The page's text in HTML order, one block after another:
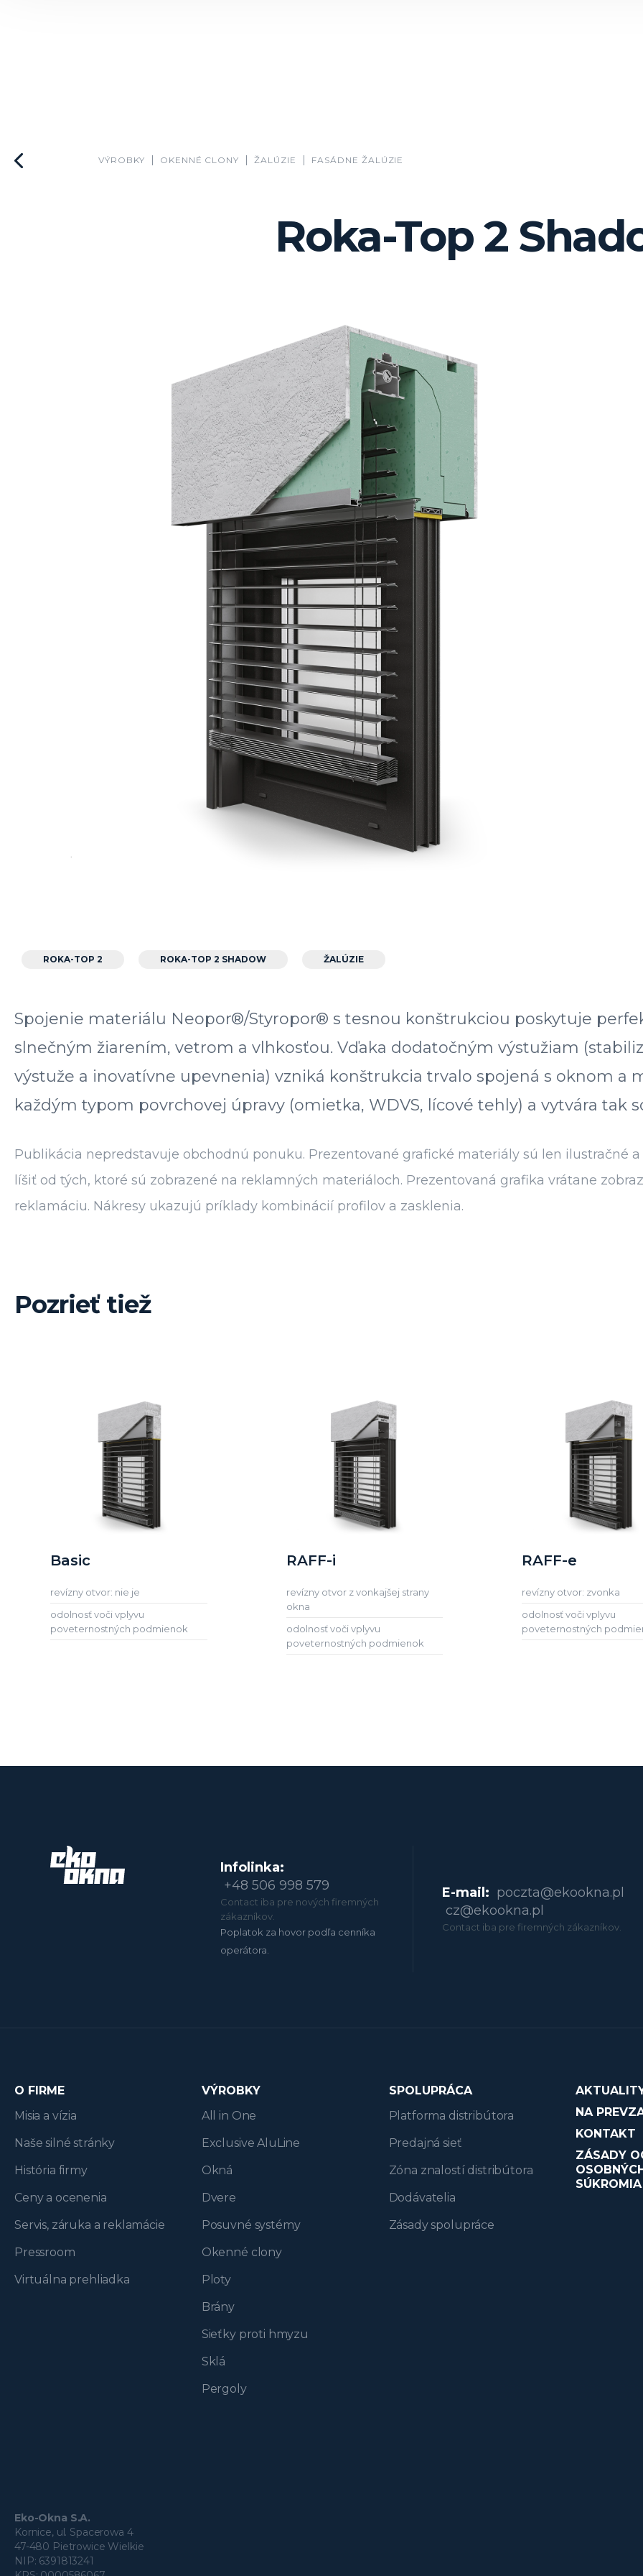
VÝROBKY OKENNÉ CLONY ŽALÚZIE FASÁDNE ŽALÚZIE
Roka-Top 2
ROKA-TOP 2 ROKA-TOP 2 SHADOW ŽALÚZIE
Spojenie materiálu Neopor®/Styropor® s tesnou konštrukciou poskytuje
slnečným žiarením, vetrom a vlhkosťou. Vďaka dodatočným výstužiam
výstuže a inovatívne upevnenia) vzniká konštrukcia trvalo spojená s oknom a
každým typom povrchovej úpravy (omietka, WDVS, lícové tehly) a vytvára tak
Publikácia nepredstavuje obchodnú ponuku. Prezentované grafické materiály sú len ilustračné
líšiť od tých, ktoré sú zobrazené na reklamných materiáloch. Prezentovaná grafika vrátane
reklamáciu. Nákresy ukazujú príklady kombinácií profilov a zasklenia.
Pozrieť tiež
Basic
revízny otvor: nie je
odolnosť voči vplyvu
poveternostných podmienok
RAFF-i
revízny otvor z vonkajšej strany
okna
odolnosť voči vplyvu
poveternostných podmienok
RAFF-e
revízny otvor: zvonka
odolnosť voči vplyvu
poveternostných
Infolinka:
+48 506 998 579
Contact iba pre nových firemných
zákazníkov.
Poplatok za hovor podľa cenníka
operátora.
E-mail: poczta@ekookna.pl
cz@ekookna.pl
Contact iba pre firemných zákazníkov.
O FIRME
Misia a vízia
Naše silné stránky
História firmy
Ceny a ocenenia
Servis, záruka a reklamácie
Pressroom
Virtuálna prehliadka
VÝROBKY
All in One
Exclusive AluLine
Okná
Dvere
Posuvné systémy
Okenné clony
Ploty
Brány
Sieťky proti hmyzu
Sklá
Pergoly
SPOLUPRÁCA
Platforma distribútora
Predajná sieť
Zóna znalostí distribútora
Dodávatelia
Zásady spolupráce
NA
KONTAKT
ZÁSADY
SÚKROMIA
Eko-Okna S.A.
Kornice, ul. Spacerowa 4
47-480 Pietrowice Wielkie
NIP: 6391813241